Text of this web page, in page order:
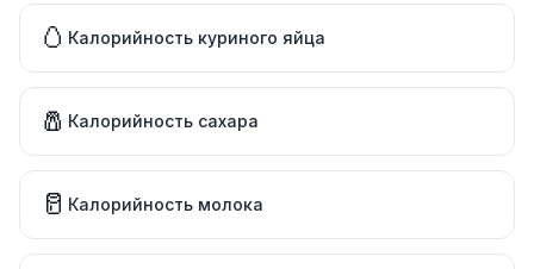
🥚 Калорийность куриного яйца
🧂 Калорийность сахара
🥛 Калорийность молока